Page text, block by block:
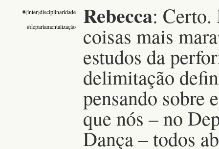
Rebecca:
#(inter)disciplinaridade
#departamentalização
Certo.
coisas mais
estudos da
delimitação
pensando sobre
que nós – no
Dança – todos